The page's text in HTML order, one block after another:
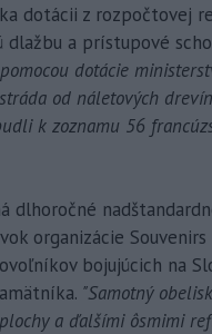
dotácii z rozpočtovej
a prístupové
dotácie
od náletových
k zoznamu 56
dlhoročné
organizácie
bojujúcich na
"Samotný
a ďalšími ôsmimi